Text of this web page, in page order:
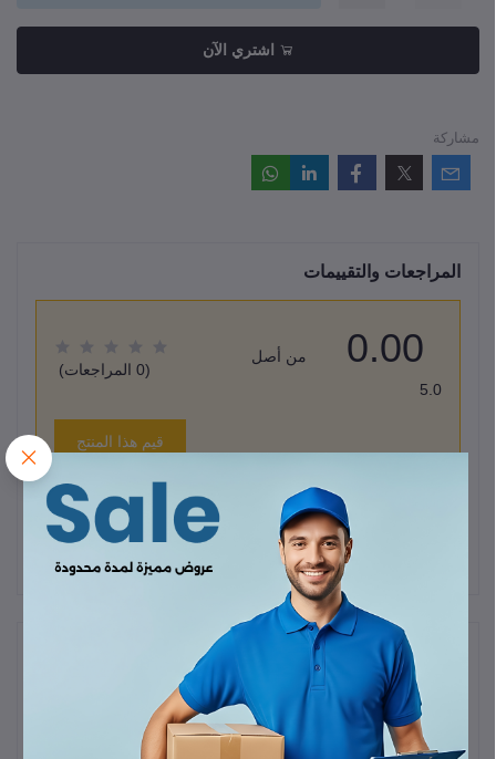
اشتري الآن
مشاركة
المراجعات والتقييمات
0.00
من أصل
5.0
(0 المراجعات)
قيم هذا المنتج
لا يوجد هناك مراجعات لهذا المنتج حتى الآن.
وصف